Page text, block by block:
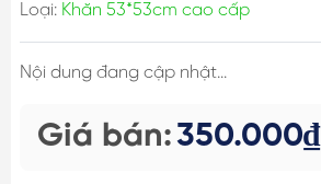
Loại: Khăn 53*53cm cao cấp
Nội dung đang cập nhật...
Giá bán:350.000₫